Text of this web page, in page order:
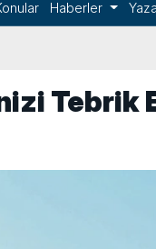
Haberler
Tebrik